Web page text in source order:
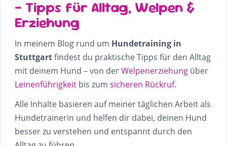
– Tipps für Alltag, Welpen &
Erziehung
In meinem Blog rund um Hundetraining in
Stuttgartfindest du praktische Tipps für den Alltag
mit deinem Hund – von derWelpenerziehung über
Leinenführigkeit bis zum sicheren Rückruf.
Alle Inhalte basieren auf meiner täglichen Arbeit als
Hundetrainerin und helfen dir dabei, deinen Hund
besser zu verstehen und entspannt durch den